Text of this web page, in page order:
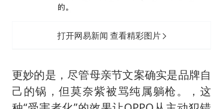
打开网易新闻 查看精彩图片
更妙的是，尽管母亲节文案确实是品牌自
己的锅，但莫奈紫被骂纯属躺枪。，这